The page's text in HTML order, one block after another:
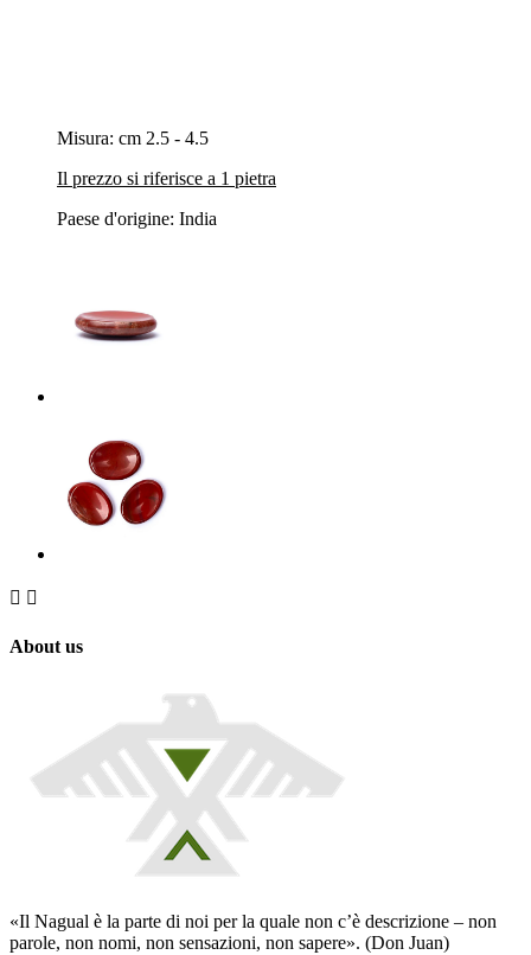
Misura: cm 2.5 - 4.5
Il prezzo si riferisce a 1 pietra
Paese d'origine: India
 
About us
«Il Nagual è la parte di noi per la quale non c’è descrizione – non
parole, non nomi, non sensazioni, non sapere». (Don Juan)